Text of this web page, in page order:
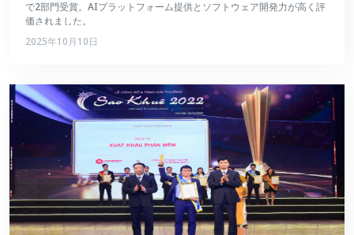
で2部門受賞。AIプラットフォーム提供とソフトウェア開発力が高く評
価されました。
2025年10月10日